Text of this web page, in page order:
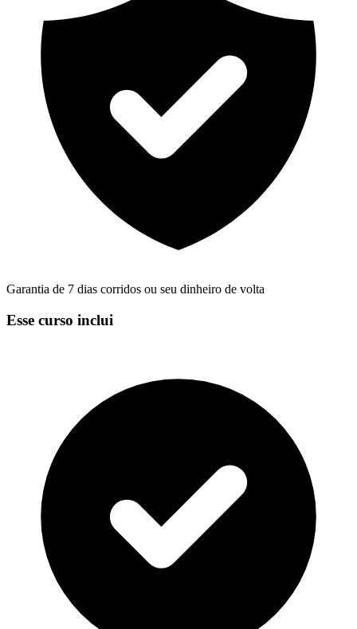
Garantia de 7 dias corridos ou seu dinheiro de volta
Esse curso inclui